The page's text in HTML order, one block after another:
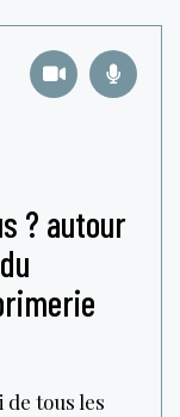
? autour
tous les